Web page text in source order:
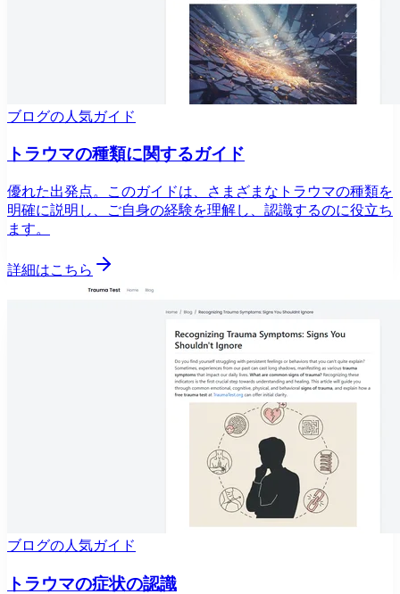
ブログの人気ガイド
トラウマの種類に関するガイド
優れた出発点。このガイドは、さまざまなトラウマの種類を
明確に説明し、ご自身の経験を理解し、認識するのに役立ち
ます。
詳細はこちら
ブログの人気ガイド
トラウマの症状の認識